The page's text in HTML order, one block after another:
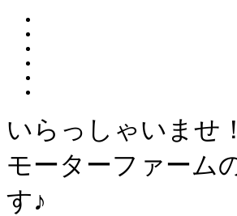
いらっしゃいませ！
モーターファーム
す♪